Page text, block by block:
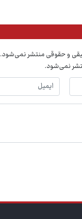
و حقوقی منتشر نمی‌شود.
نمی‌شود.